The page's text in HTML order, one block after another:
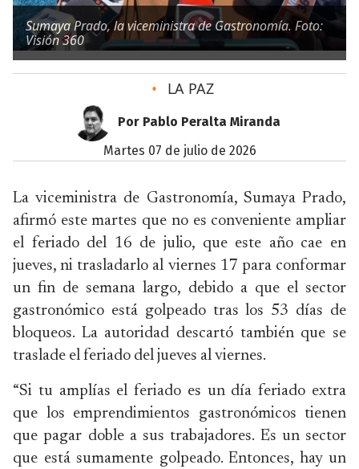
Sumaya Prado, la viceministra de Gastronomía. Foto:
Visión 360
• LA PAZ
Por Pablo Peralta Miranda
martes 07 de julio de 2026
La viceministra de Gastronomía, Sumaya Prado,
afirmó este martes que no es conveniente ampliar
el feriado del 16 de julio, que este año cae en
jueves, ni trasladarlo al viernes 17 para conformar
un fin de semana largo, debido a que el sector
gastronómico está golpeado tras los 53 días de
bloqueos. La autoridad descartó también que se
traslade el feriado del jueves al viernes.
“Si tu amplías el feriado es un día feriado extra
que los emprendimientos gastronómicos tienen
que pagar doble a sus trabajadores. Es un sector
que está sumamente golpeado. Entonces, hay un